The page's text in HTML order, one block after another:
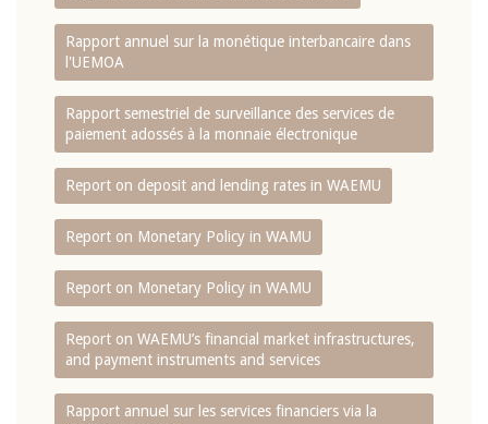
Rapport annuel sur la monétique interbancaire dans
l'UEMOA
Rapport semestriel de surveillance des services de
paiement adossés à la monnaie électronique
Report on deposit and lending rates in WAEMU
Report on Monetary Policy in WAMU
Report on Monetary Policy in WAMU
Report on WAEMU’s financial market infrastructures,
and payment instruments and services
Rapport annuel sur les services financiers via la